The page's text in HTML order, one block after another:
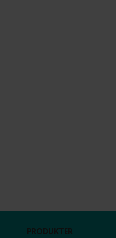
PRODUKTER